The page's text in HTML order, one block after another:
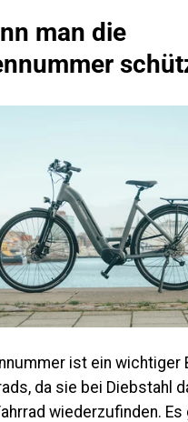
man die
ist ein wichtiger
da sie bei Diebstahl
wiederzufinden.